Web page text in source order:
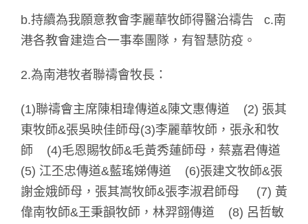
b.持續為我願意教會李麗華牧師得醫治禱告 c.南
港各教會建造合一事奉團隊，有智慧防疫。
2.為南港牧者聯禱會牧長：
(1)聯禱會主席陳相瑋傳道&陳文惠傳道 (2) 張其
東牧師&張吳映佳師母(3)李麗華牧師，張永和牧
師 (4)毛恩賜牧師&毛黃秀蓮師母，蔡嘉君傳道
(5) 江丕忠傳道&藍瑤娣傳道 (6)張建文牧師&張
謝金娥師母，張其嵩牧師&張李淑君師母 (7) 黃
偉南牧師&王秉韻牧師，林羿翧傳道 (8) 呂哲敏